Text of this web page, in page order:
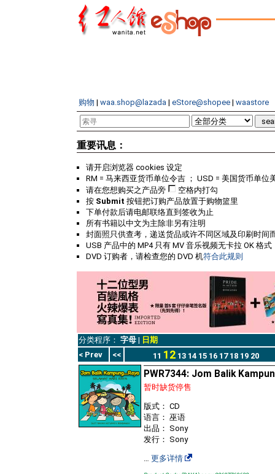
购物 | waa.shop@lazada | eStore@shopee | waastore
重要讯息：
请开启浏览器 cookies 设定
RM = 马来西亚货币单位令吉 ； USD = 美国货币单位
请在您想购买之产品旁
空格内打勾
按 Submit 按钮把订购产品放置于购物篮里
下单付款后请电邮联络直到签收为止
所有书籍以中文为主除非另有注明
封面照只供查考，递送货品或许不同区域及印刷时间
USB 产品中的 MP4 只有 MV 音乐视频无卡拉 OK 格式
DVD 订购者，请检查您的 DVD 机符合此规则
分类程序： 字母 | 日期
< Prev
<< 11 12 13 14 15 16 17 18 19 20
PWR7344: Jom Balik
暂时缺货停售
版式： CD
语言： 巫语
出品： Sony
发行： Sony
… 更多详情